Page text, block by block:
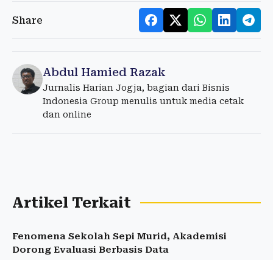
Share
Abdul Hamied Razak
Jurnalis Harian Jogja, bagian dari Bisnis
Indonesia Group menulis untuk media cetak
dan online
Artikel Terkait
Fenomena Sekolah Sepi Murid, Akademisi
Dorong Evaluasi Berbasis Data